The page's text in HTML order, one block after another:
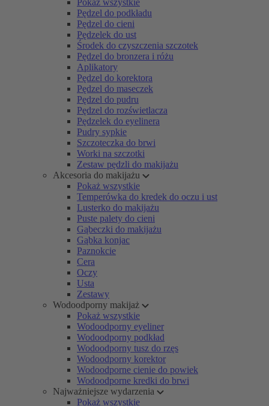
Pokaż wszystkie
Pędzel do podkładu
Pędzel do cieni
Pędzelek do ust
Środek do czyszczenia szczotek
Pędzel do bronzera i różu
Aplikatory
Pędzel do korektora
Pędzel do maseczek
Pędzel do pudru
Pędzel do rozświetlacza
Pędzelek do eyelinera
Pudry sypkie
Szczoteczka do brwi
Worki na szczotki
Zestaw pędzli do makijażu
Akcesoria do makijażu
Pokaż wszystkie
Temperówka do kredek do oczu i ust
Lusterko do makijażu
Puste palety do cieni
Gąbeczki do makijażu
Gąbka konjac
Paznokcie
Cera
Oczy
Usta
Zestawy
Wodoodporny makijaż
Pokaż wszystkie
Wodoodporny eyeliner
Wodoodporny podkład
Wodoodporny tusz do rzęs
Wodoodporny korektor
Wodoodporne cienie do powiek
Wodoodporne kredki do brwi
Najważniejsze wydarzenia
Pokaż wszystkie